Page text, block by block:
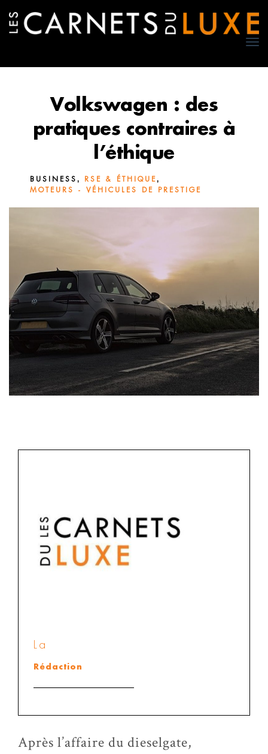
Volkswagen : des
pratiques contraires à
l’éthique
BUSINESS , RSE & ÉTHIQUE,
MOTEURS - VÉHICULES DE PRESTIGE
La
Rédaction
Après l’affaire du dieselgate,